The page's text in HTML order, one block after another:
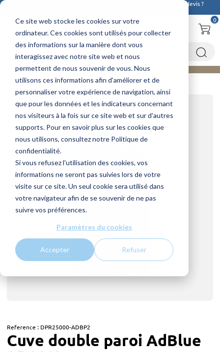
Ce site web stocke les cookies sur votre
ordinateur. Ces cookies sont utilisés pour collecter
des informations sur la manière dont vous
interagissez avec notre site web et nous
permettent de nous souvenir de vous. Nous
utilisons ces informations afin d'améliorer et de
personnaliser votre expérience de navigation, ainsi
que pour les données et les indicateurs concernant
nos visiteurs à la fois sur ce site web et sur d'autres
supports. Pour en savoir plus sur les cookies que
nous utilisons, consultez notre Politique de
confidentialité.
Si vous refusez l'utilisation des cookies, vos
informations ne seront pas suivies lors de votre
visite sur ce site. Un seul cookie sera utilisé dans
votre navigateur afin de se souvenir de ne pas
suivre vos préférences.
Paramètres du cookies
Accepter Refuser
! Des questions ou un devis ?
0
Accueil Cuves à adblue Cuve double paroi AdBlue 25 000L
Reference : DPR25000-ADBP2
Cuve double paroi AdBlue